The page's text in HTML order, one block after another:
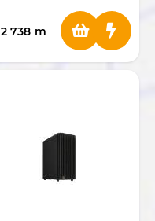
2 738 m